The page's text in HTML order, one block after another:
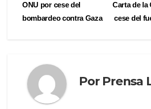
Carta de la
cese del
ONU por cese del
bombardeo contra Gaza
Por Prensa